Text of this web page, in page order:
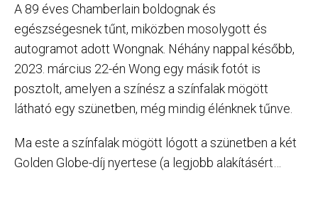
A 89 éves Chamberlain boldognak és
egészségesnek tűnt, miközben mosolygott és
autogramot adott Wongnak. Néhány nappal később,
2023. március 22-én Wong egy másik fotót is
posztolt, amelyen a színész a színfalak mögött
látható egy szünetben, még mindig élénknek tűnve.
Ma este a színfalak mögött lógott a szünetben a két
Golden Globe-díj nyertese (a legjobb alakításért…